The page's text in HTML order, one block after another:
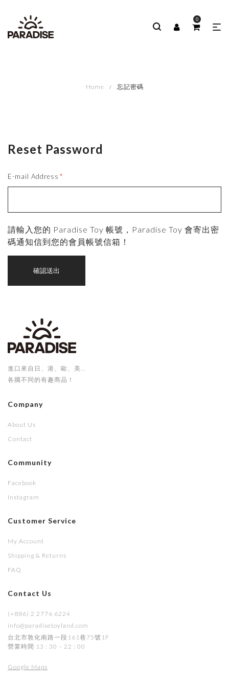
0
Home 忘記密碼
Reset Password
E-mail Address
請輸入您的 Paradise Toy 帳號，Paradise Toy 會寄出密
碼通知信到您的會員帳號信箱！
確認送出
進口來自日、港、歐、美...
各國不同的有趣商品！
Company
About Us
Contact
Community
Facebook
Instagram
Customer Service
My Account
Shipping & Returns
FAQ
Contact Us
(+886) 2 2776 6224
info@paradisetoyland.com
台北市敦化南路一段161巷75號1F
營業時間 13 : 30 – 22 : 00
Google Maps